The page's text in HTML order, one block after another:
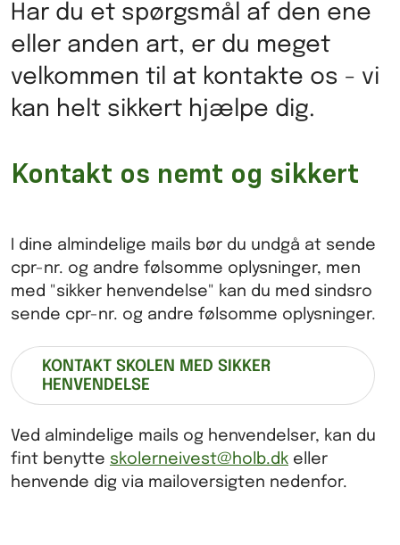
Har du et spørgsmål af den ene
eller anden art, er du meget
velkommen til at kontakte os - vi
kan helt sikkert hjælpe dig.
Kontakt os nemt og sikkert
I dine almindelige mails bør du undgå at sende
cpr-nr. og andre følsomme oplysninger, men
med "sikker henvendelse" kan du med sindsro
sende cpr-nr. og andre følsomme oplysninger.
KONTAKT SKOLEN MED SIKKER
HENVENDELSE
Ved almindelige mails og henvendelser, kan du
fint benytte skolerneivest@holb.dk eller
henvende dig via mailoversigten nedenfor.